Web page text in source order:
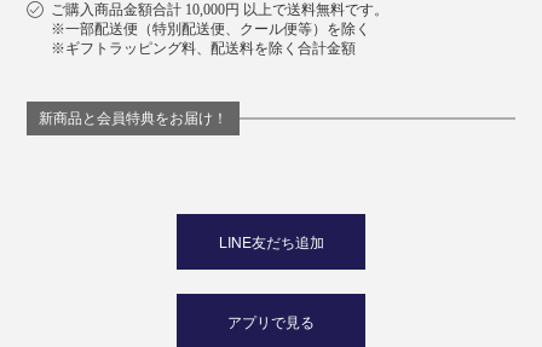
させた『_go』は、2020年ニイガタIDSデザインコンペ
ティションで準大賞を受賞。海外へのお土産としても喜
ご購入商品金額合計 10,000円 以上で送料無料です。
※一部配送便（特別配送便、クール便等）を除く
※ギフトラッピング料、配送料を除く合計金額
新商品と会員特典をお届け！
LINE友だち追加
アプリで見る